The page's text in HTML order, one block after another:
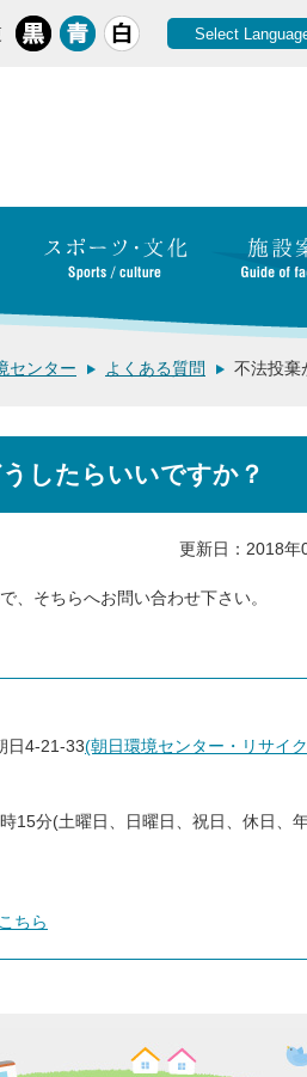
Select
センター よくある質問 不法投棄
したらいいですか？
更新日：2018年
、そちらへお問い合わせ下さい。
日4-21-33(朝日環境センター・リサイ
15分(土曜日、日曜日、祝日、休日、
ちら